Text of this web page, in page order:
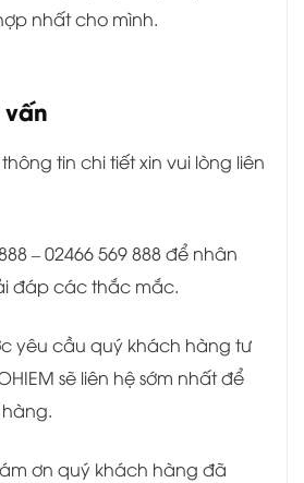
nhất cho mình.
vấn
tin chi tiết xin vui lòng liên
– 02466 569 888 để nhân
đáp các thắc mắc.
yêu cầu quý khách hàng tư
sẽ liên hệ sớm nhất để
ơn quý khách hàng đã